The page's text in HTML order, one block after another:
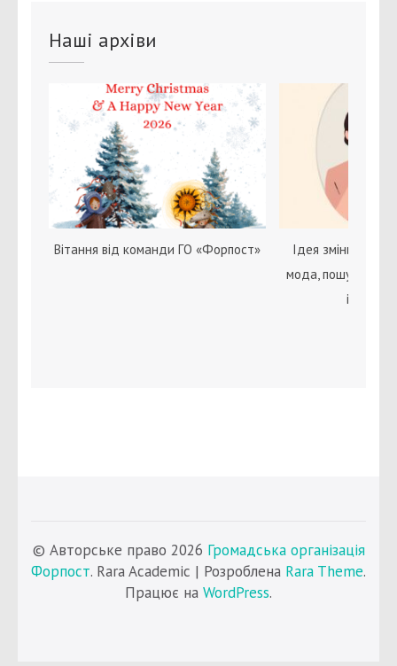
Наші архіви
Вітання від команди ГО «Форпост»
Ідея зміни статі
мода, пошук себе
© Авторське право 2026 Громадська організація
Форпост. Rara Academic | Розроблена Rara Theme.
Працює на WordPress.